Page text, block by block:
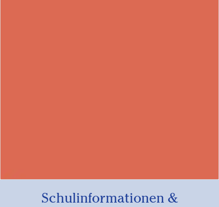
Schulinformationen &